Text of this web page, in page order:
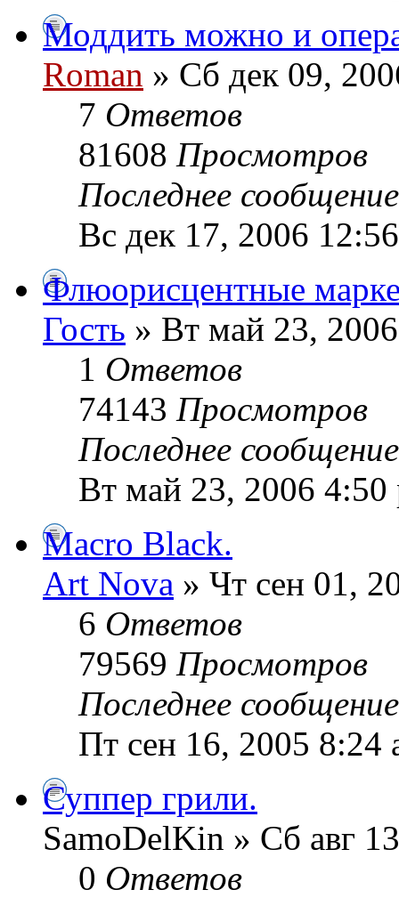
Моддить можно и
Roman » Сб дек 09,
7 Ответов
81608 Просмотров
Последнее
Вс дек 17, 2006
Флюорисцентные
Гость » Вт май 23,
1 Ответов
74143 Просмотров
Последнее
Вт май 23, 2006 4:50
Macro Black.
Art Nova » Чт сен 01,
6 Ответов
79569 Просмотров
Последнее
Пт сен 16, 2005 8:24
Суппер грили.
SamoDelKin » Сб авг
0 Ответов